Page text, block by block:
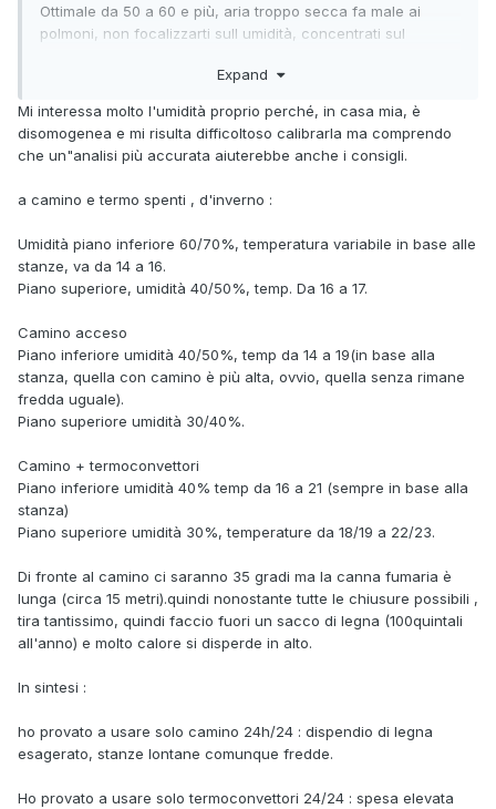
Ottimale da 50 a 60 e più, aria troppo secca fa male ai
polmoni, non focalizzarti sull umidità, concentrati sul
Expand
Mi interessa molto l'umidità proprio perché, in casa mia, è
disomogenea e mi risulta difficoltoso calibrarla ma comprendo
che un"analisi più accurata aiuterebbe anche i consigli.
a camino e termo spenti , d'inverno :
Umidità piano inferiore 60/70%, temperatura variabile in base alle
stanze, va da 14 a 16.
Piano superiore, umidità 40/50%, temp. Da 16 a 17.
Camino acceso
Piano inferiore umidità 40/50%, temp da 14 a 19(in base alla
stanza, quella con camino è più alta, ovvio, quella senza rimane
fredda uguale).
Piano superiore umidità 30/40%.
Camino + termoconvettori
Piano inferiore umidità 40% temp da 16 a 21 (sempre in base alla
stanza)
Piano superiore umidità 30%, temperature da 18/19 a 22/23.
Di fronte al camino ci saranno 35 gradi ma la canna fumaria è
lunga (circa 15 metri).quindi nonostante tutte le chiusure possibili ,
tira tantissimo, quindi faccio fuori un sacco di legna (100quintali
all'anno) e molto calore si disperde in alto.
In sintesi :
ho provato a usare solo camino 24h/24 : dispendio di legna
esagerato, stanze lontane comunque fredde.
Ho provato a usare solo termoconvettori 24/24 : spesa elevata